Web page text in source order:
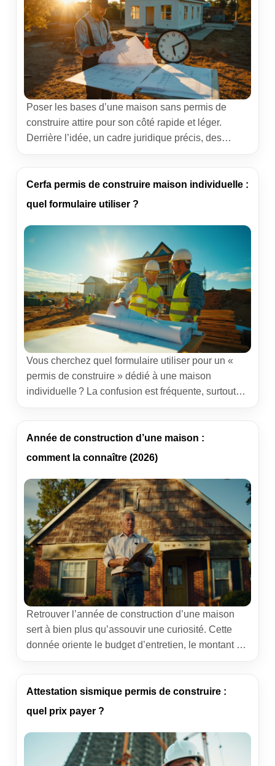
Poser les bases d’une maison sans permis de
construire attire pour son côté rapide et léger.
Derrière l’idée, un cadre juridique précis, des
des années des particuliers qui veulent agrandir,
installer une tiny ou créer un bureau de jardin. Les
Cerfa permis de construire maison individuelle :
quel formulaire utiliser ?
Vous cherchez quel formulaire utiliser pour un «
permis de construire » dédié à une maison
individuelle ? La confusion est fréquente, surtout
à préparer et relire des dossiers pour des
particuliers et des pros, une certitude demeure :
Année de construction d’une maison :
comment la connaître (2026)
Retrouver l’année de construction d’une maison
sert à bien plus qu’assouvir une curiosité. Cette
donnée oriente le budget d’entretien, le montant de
des exigences accrues sur la performance
thermique et la sécurité, connaître ce millésime
Attestation sismique permis de construire :
quel prix payer ?